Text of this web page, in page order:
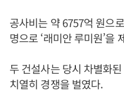
공사비는 약 6757억 원으
명으로 ‘래미안 루미원’을
두 건설사는 당시 차별화
치열히 경쟁을 벌였다.